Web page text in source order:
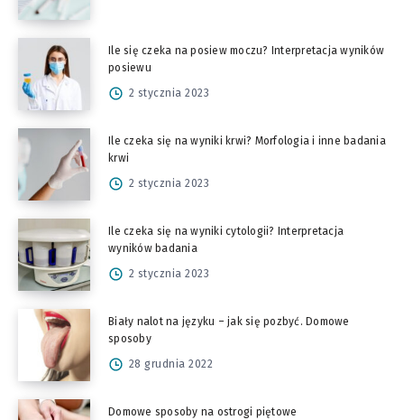
Ile się czeka na posiew moczu? Interpretacja wyników
posiewu
2 stycznia 2023
Ile czeka się na wyniki krwi? Morfologia i inne badania
krwi
2 stycznia 2023
Ile czeka się na wyniki cytologii? Interpretacja
wyników badania
2 stycznia 2023
Biały nalot na języku – jak się pozbyć. Domowe
sposoby
28 grudnia 2022
Domowe sposoby na ostrogi piętowe